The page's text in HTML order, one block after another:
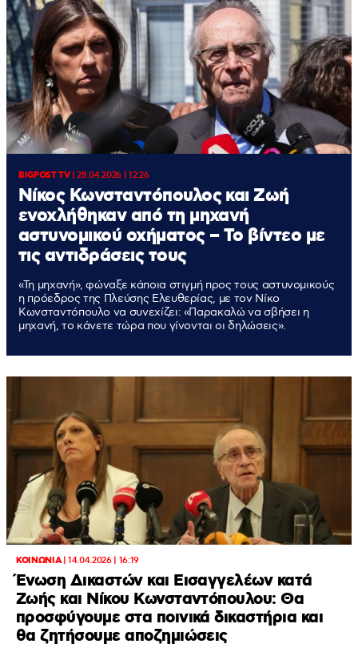
BIGPOST TV|28.04.2026 | 12:26
Νίκος Κωνσταντόπουλος και Ζωή
ενοχλήθηκαν από τη μηχανή
αστυνομικού οχήματος – To βίντεο με
τις αντιδράσεις τους
«Τη μηχανή», φώναξε κάποια στιγμή προς τους αστυνομικούς
η πρόεδρος της Πλεύσης Ελευθερίας, με τον Νίκο
Κωνσταντόπουλο να συνεχίζει: «Παρακαλώ να σβήσει η
μηχανή, το κάνετε τώρα που γίνονται οι δηλώσεις».
ΚΟΙΝΩΝΙΑ|14.04.2026 | 16:19
Ένωση Δικαστών και Εισαγγελέων κατά
Ζωής και Νίκου Κωνσταντόπουλου: Θα
προσφύγουμε στα ποινικά δικαστήρια και
θα ζητήσουμε αποζημιώσεις